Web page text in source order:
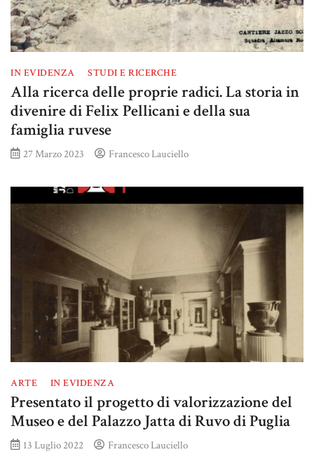
IN EVIDENZA STUDI E RICERCHE
Alla ricerca delle proprie radici. La storia in
divenire di Felix Pellicani e della sua
famiglia ruvese
27 Marzo 2023 Francesco Lauciello
ARTE IN EVIDENZA
Presentato il progetto di valorizzazione del
Museo e del Palazzo Jatta di Ruvo di Puglia
13 Luglio 2022 Francesco Lauciello